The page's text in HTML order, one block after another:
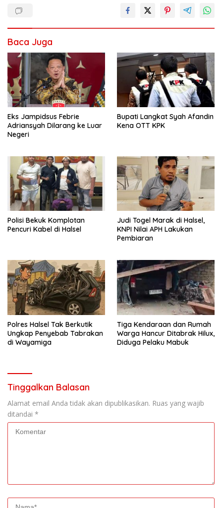
Baca Juga
Eks Jampidsus Febrie
Adriansyah Dilarang ke Luar
Negeri
Bupati Langkat Syah Afandin
Kena OTT KPK
Polisi Bekuk Komplotan
Pencuri Kabel di Halsel
Judi Togel Marak di Halsel,
KNPI Nilai APH Lakukan
Pembiaran
Polres Halsel Tak Berkutik
Ungkap Penyebab Tabrakan
di Wayamiga
Tiga Kendaraan dan Rumah
Warga Hancur Ditabrak Hilux,
Diduga Pelaku Mabuk
Tinggalkan Balasan
Alamat email Anda tidak akan dipublikasikan. Ruas yang wajib
ditandai *